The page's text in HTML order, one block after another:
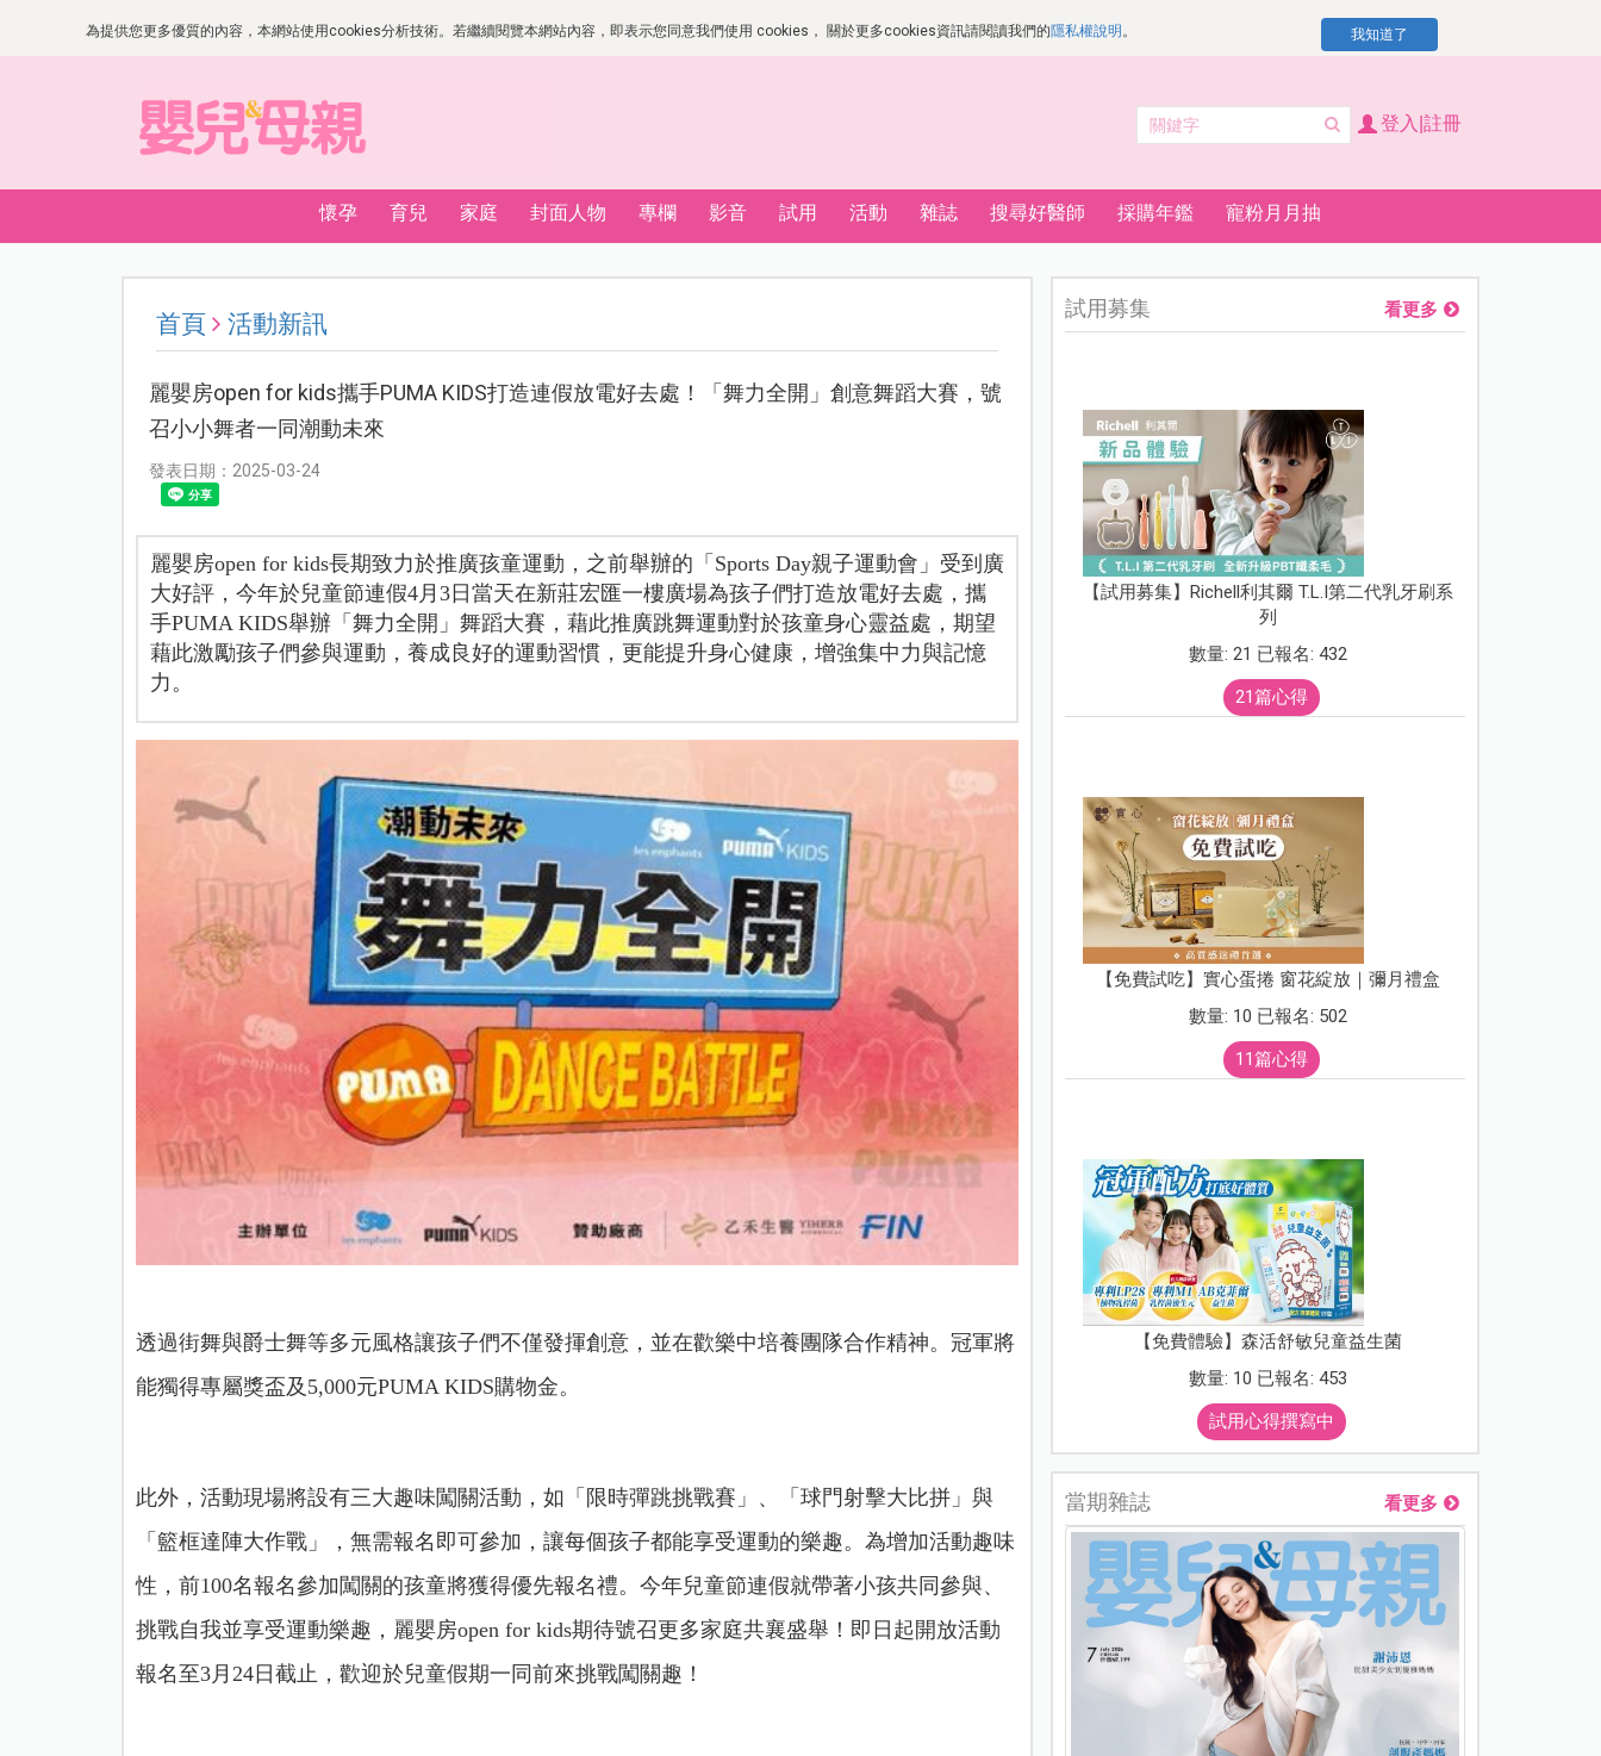
為提供您更多優質的內容，本網站使用cookies分析技術。若繼續閱覽本網站內容，即表示您同意我們使用 cookies， 關於更多cookies資訊請閱讀我們的隱私權說明 。 我知道了
登入|註冊
懷孕 育兒 家庭 封面人物 專欄 影音 試用 活動 雜誌 搜尋好醫師 採購年鑑 寵粉月月抽
首頁 活動新訊
麗嬰房open for kids攜手PUMA KIDS打造連假放電好去處！「舞力全開」創意舞蹈大賽，號
召小小舞者一同潮動未來
發表日期：2025-03-24
麗嬰房open for kids長期致力於推廣孩童運動，之前舉辦的「Sports Day親子運動會」受到廣
大好評，今年於兒童節連假4月3日當天在新莊宏匯一樓廣場為孩子們打造放電好去處，攜
手PUMA KIDS舉辦「舞力全開」舞蹈大賽，藉此推廣跳舞運動對於孩童身心靈益處，期望
藉此激勵孩子們參與運動，養成良好的運動習慣，更能提升身心健康，增強集中力與記憶
力。
透過街舞與爵士舞等多元風格讓孩子們不僅發揮創意，並在歡樂中培養團隊合作精神。冠軍將
能獨得專屬獎盃及5,000元PUMA KIDS購物金。
此外，活動現場將設有三大趣味闖關活動，如「限時彈跳挑戰賽」、「球門射擊大比拼」與
「籃框達陣大作戰」，無需報名即可參加，讓每個孩子都能享受運動的樂趣。為增加活動趣味
性，前100名報名參加闖關的孩童將獲得優先報名禮。今年兒童節連假就帶著小孩共同參與、
挑戰自我並享受運動樂趣，麗嬰房open for kids期待號召更多家庭共襄盛舉！即日起開放活動
報名至3月24日截止，歡迎於兒童假期一同前來挑戰闖關趣！
試用募集 看更多
【試用募集】Richell利其爾 T.L.I第二代乳牙刷系
列
數量: 21 已報名: 432
21篇心得
【免費試吃】實心蛋捲 窗花綻放｜彌月禮盒
數量: 10 已報名: 502
11篇心得
【免費體驗】森活舒敏兒童益生菌
數量: 10 已報名: 453
試用心得撰寫中
當期雜誌 看更多